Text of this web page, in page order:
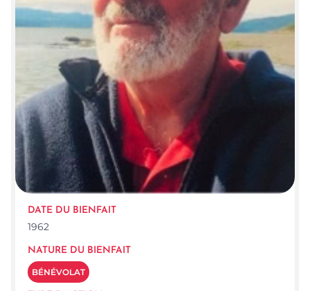
DATE DU BIENFAIT
1962
NATURE DU BIENFAIT
BÉNÉVOLAT